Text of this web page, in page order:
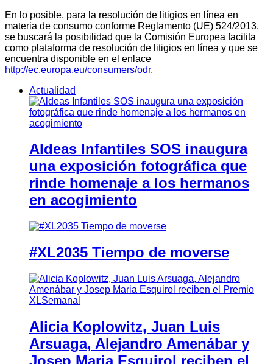
En lo posible, para la resolución de litigios en línea en
materia de consumo conforme Reglamento (UE) 524/2013,
se buscará la posibilidad que la Comisión Europea facilita
como plataforma de resolución de litigios en línea y que se
encuentra disponible en el enlace
http://ec.europa.eu/consumers/odr.
Actualidad
Aldeas Infantiles SOS inaugura
una exposición fotográfica que
rinde homenaje a los hermanos
en acogimiento
#XL2035 Tiempo de moverse
Alicia Koplowitz, Juan Luis
Arsuaga, Alejandro Amenábar y
Josep Maria Esquirol reciben el